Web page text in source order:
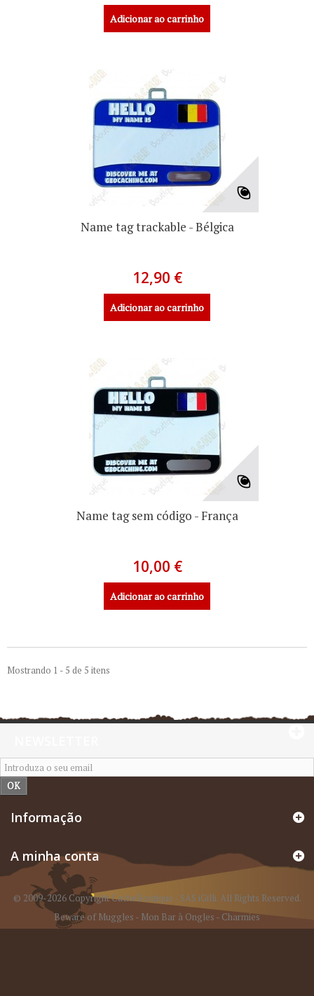
Adicionar ao carrinho
Name tag trackable - Bélgica
12,90 €
Adicionar ao carrinho
Name tag sem código - França
10,00 €
Adicionar ao carrinho
Mostrando 1 - 5 de 5 itens
OK
Informação
A minha conta
© 2009-2026 Copyright CacheBoutique - SAS iGilli. All Rights Reserved.
Beware of Muggles - Mon Bar à Ongles - Charmies